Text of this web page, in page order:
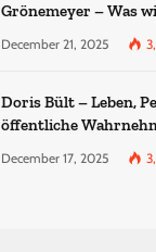
Grönemeyer – Was
und was nicht
December 21, 2025
Doris Bült – Leben,
öffentliche
December 17, 2025